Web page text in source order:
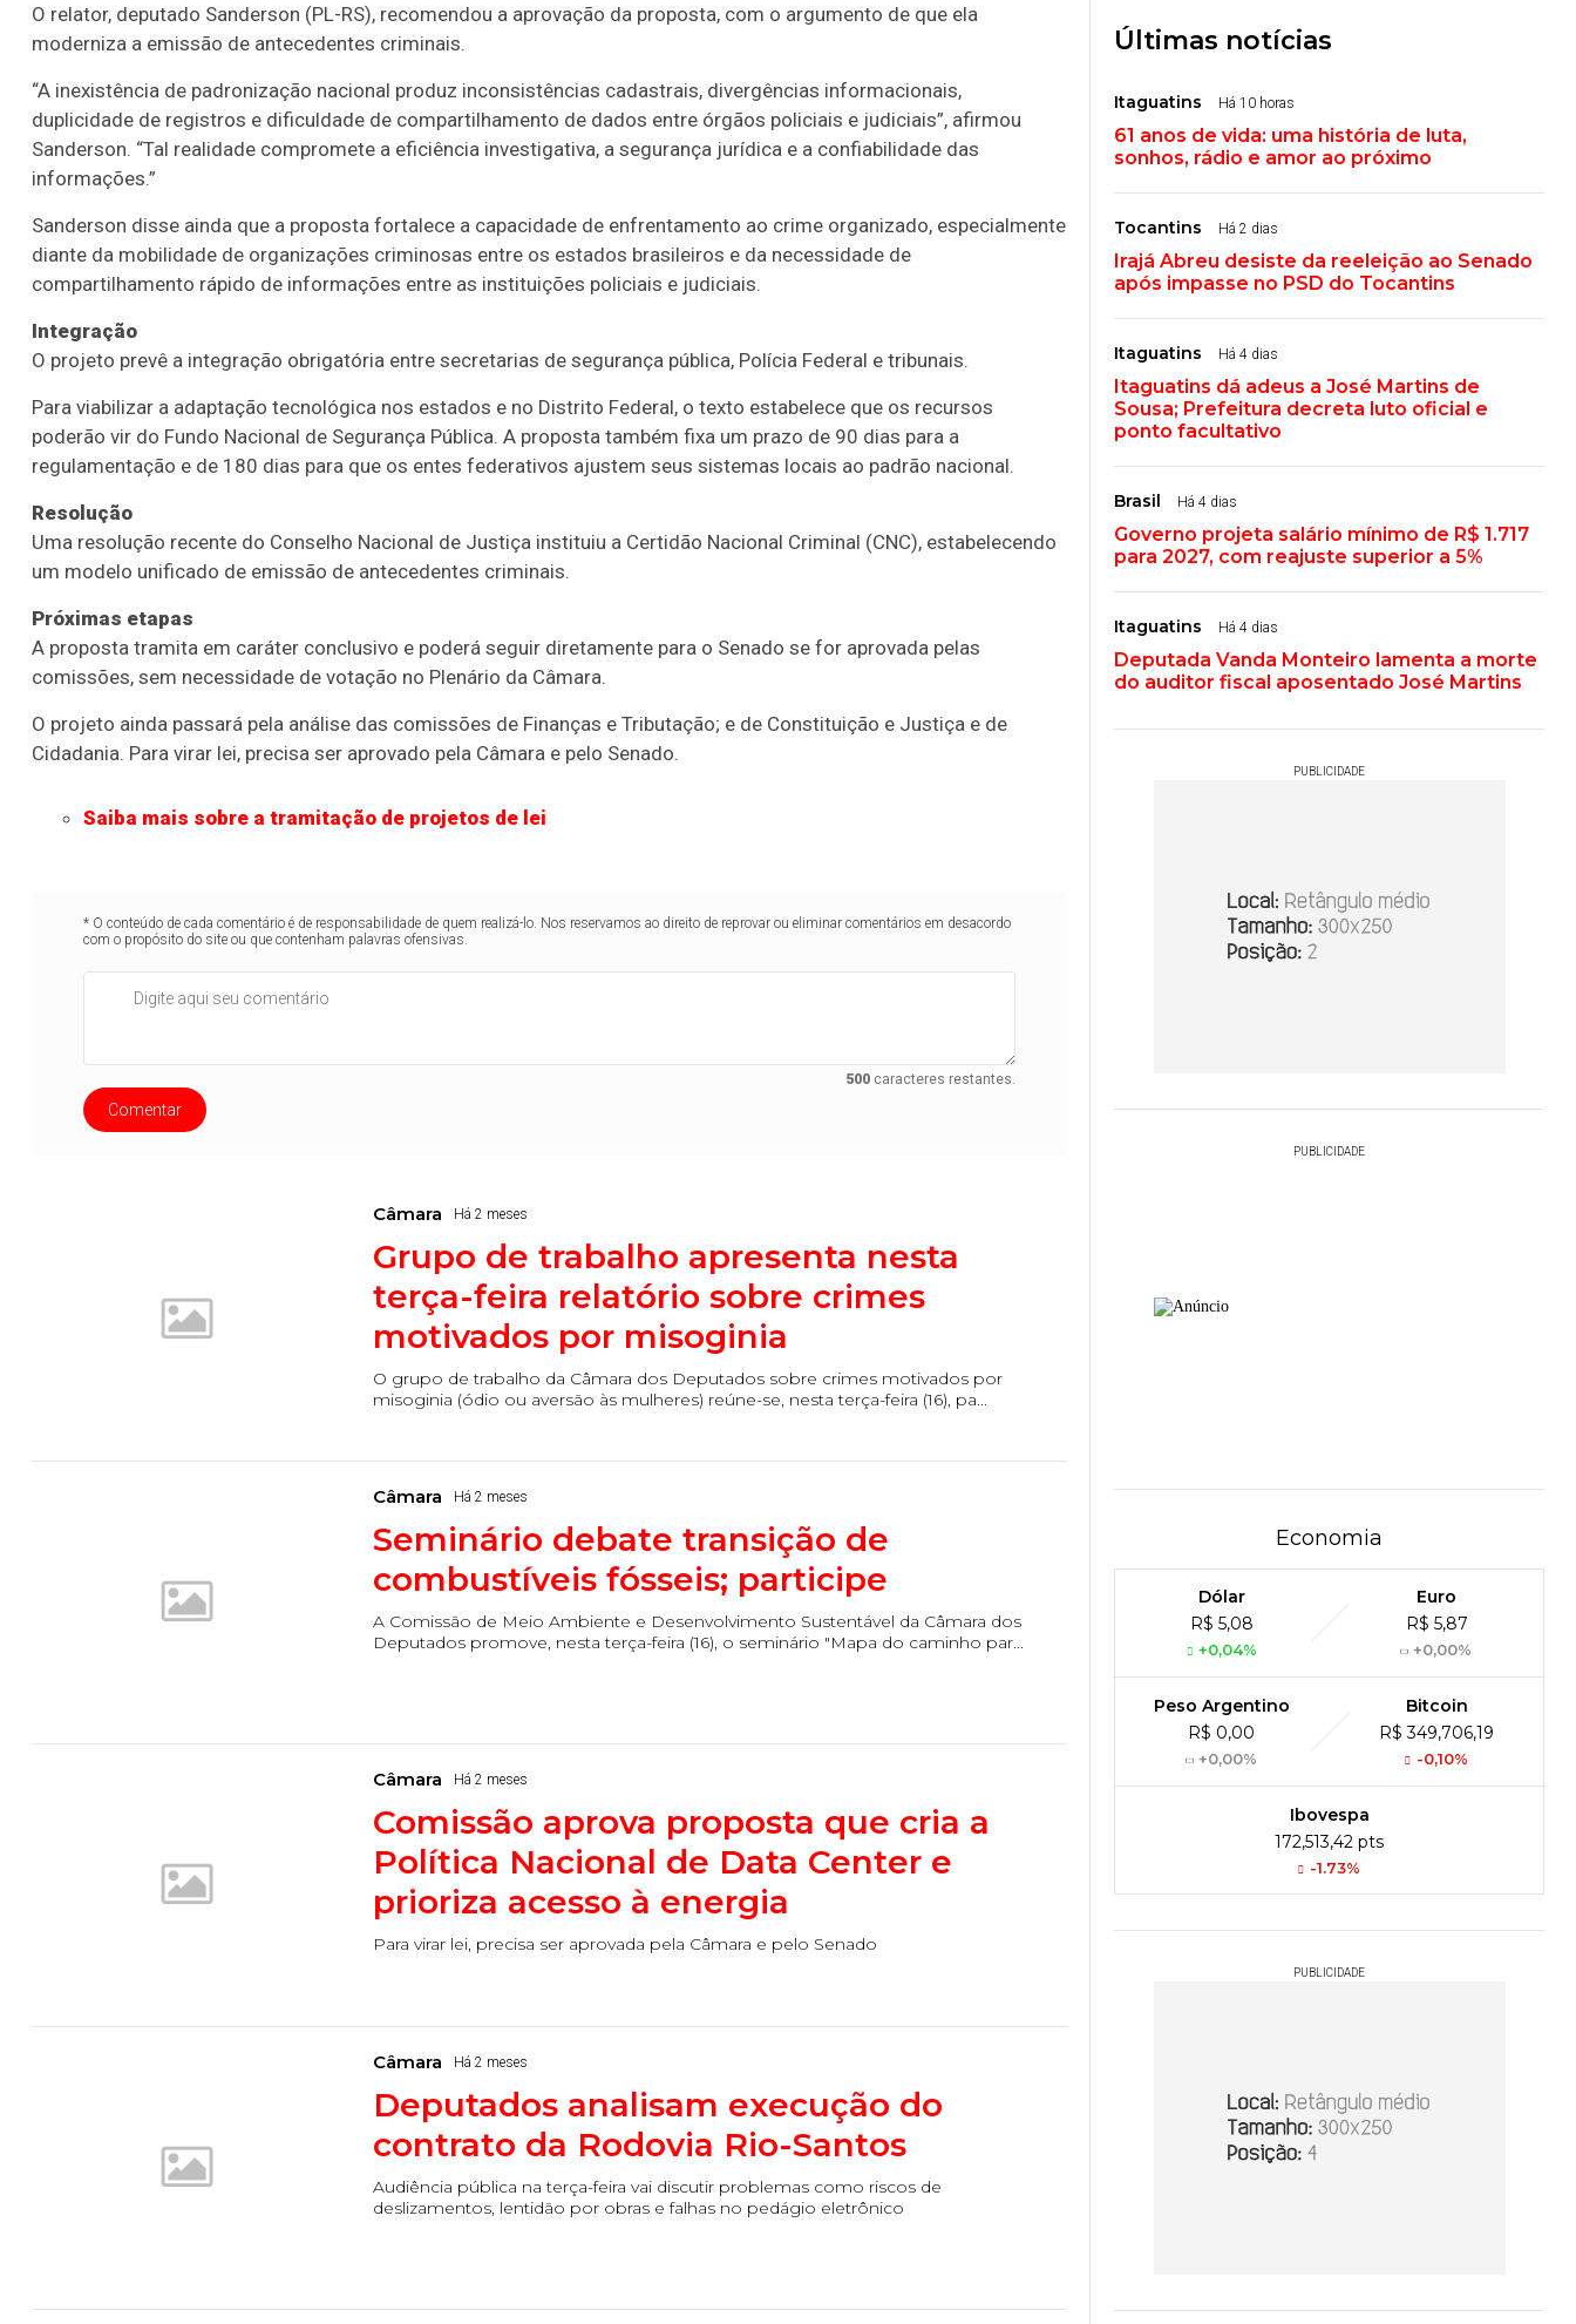
O relator, deputado Sanderson (PL-RS), recomendou a aprovação da proposta, com o argumento de que ela
moderniza a emissão de antecedentes criminais.
“A inexistência de padronização nacional produz inconsistências cadastrais, divergências informacionais,
duplicidade de registros e dificuldade de compartilhamento de dados entre órgãos policiais e judiciais”, afirmou
Sanderson. “Tal realidade compromete a eficiência investigativa, a segurança jurídica e a confiabilidade das
informações.”
Sanderson disse ainda que a proposta fortalece a capacidade de enfrentamento ao crime organizado, especialmente
diante da mobilidade de organizações criminosas entre os estados brasileiros e da necessidade de
compartilhamento rápido de informações entre as instituições policiais e judiciais.
Integração
O projeto prevê a integração obrigatória entre secretarias de segurança pública, Polícia Federal e tribunais.
Para viabilizar a adaptação tecnológica nos estados e no Distrito Federal, o texto estabelece que os recursos
poderão vir do Fundo Nacional de Segurança Pública. A proposta também fixa um prazo de 90 dias para a
regulamentação e de 180 dias para que os entes federativos ajustem seus sistemas locais ao padrão nacional.
Resolução
Uma resolução recente do Conselho Nacional de Justiça instituiu a Certidão Nacional Criminal (CNC), estabelecendo
um modelo unificado de emissão de antecedentes criminais.
Próximas etapas
A proposta tramita em caráter conclusivo e poderá seguir diretamente para o Senado se for aprovada pelas
comissões, sem necessidade de votação no Plenário da Câmara.
O projeto ainda passará pela análise das comissões de Finanças e Tributação; e de Constituição e Justiça e de
Cidadania. Para virar lei, precisa ser aprovado pela Câmara e pelo Senado.
Saiba mais sobre a tramitação de projetos de lei
* O conteúdo de cada comentário é de responsabilidade de quem realizá-lo. Nos reservamos ao direito de reprovar ou eliminar comentários em desacordo
com o propósito do site ou que contenham palavras ofensivas.
500caracteres restantes.
Comentar
Câmara Há 2 meses
Grupo de trabalho apresenta nesta
terça-feira relatório sobre crimes
motivados por misoginia
O grupo de trabalho da Câmara dos Deputados sobre crimes motivados por
misoginia (ódio ou aversão às mulheres) reúne-se, nesta terça-feira (16), pa...
Câmara Há 2 meses
Seminário debate transição de
combustíveis fósseis; participe
A Comissão de Meio Ambiente e Desenvolvimento Sustentável da Câmara dos
Deputados promove, nesta terça-feira (16), o seminário "Mapa do caminho par...
Câmara Há 2 meses
Comissão aprova proposta que cria a
Política Nacional de Data Center e
prioriza acesso à energia
Para virar lei, precisa ser aprovada pela Câmara e pelo Senado
Câmara Há 2 meses
Deputados analisam execução do
contrato da Rodovia Rio-Santos
Audiência pública na terça-feira vai discutir problemas como riscos de
deslizamentos, lentidão por obras e falhas no pedágio eletrônico
Últimas notícias
Itaguatins Há 10 horas
61 anos de vida: uma história de luta,
sonhos, rádio e amor ao próximo
Tocantins Há 2 dias
Irajá Abreu desiste da reeleição ao Senado
após impasse no PSD do Tocantins
Itaguatins Há 4 dias
Itaguatins dá adeus a José Martins de
Sousa; Prefeitura decreta luto oficial e
ponto facultativo
Brasil Há 4 dias
Governo projeta salário mínimo de R$ 1.717
para 2027, com reajuste superior a 5%
Itaguatins Há 4 dias
Deputada Vanda Monteiro lamenta a morte
do auditor fiscal aposentado José Martins
PUBLICIDADE
PUBLICIDADE
Economia
Dólar
R$ 5,08
+0,04%
Euro
R$ 5,87
+0,00%
Peso Argentino
R$ 0,00
+0,00%
Bitcoin
R$ 349,706,19
-0,10%
Ibovespa
172,513,42 pts
-1.73%
PUBLICIDADE